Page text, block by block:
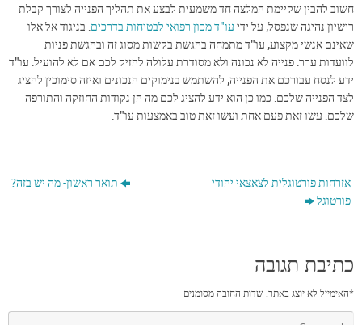
חשוב להבין שקיימת המלצה חד משמעית לבצע את תהליך הפנייה לצורך קבלת
רישיון נהיגה שנפסל, על ידי עו"ד מכון רפואי לבטיחות בדרכים. בניגוד אל אלו
שאינם אנשי מקצוע, עו"ד מתמחה בהגשת בקשות מסוג זה ובהגשת פניות
לוועדות ערר. פנייה לא נכונה ולא מסודרת עלולה להזיק לכם אם לא להועיל. עו"ד
ידע לנסח עבורכם את הפנייה, להשתמש בנימוקים הנכונים ואיזה סימוכין להציג
לצד הפנייה שלכם. כמו כן הוא ידע להציג לכם מה הן נקודות החוזקה והתורפה
שלכם. עשו זאת פעם אחת ועשו זאת טוב באמצעות עו"ד.
תואר ראשון- מה יש בזה?
אזרחות פורטוגלית לצאצאי יהודי
פורטוגל
כתיבת תגובה
האימייל לא יוצג באתר.שדות החובה מסומנים *